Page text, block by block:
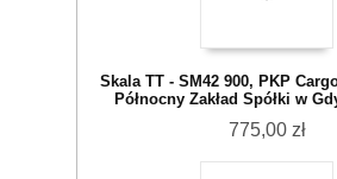
Skala TT - SM42 900, PKP
Północny Zakład Spółki w
775,00 zł